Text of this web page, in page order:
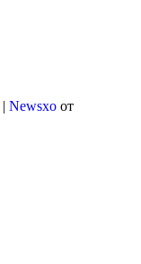
| Newsxo от